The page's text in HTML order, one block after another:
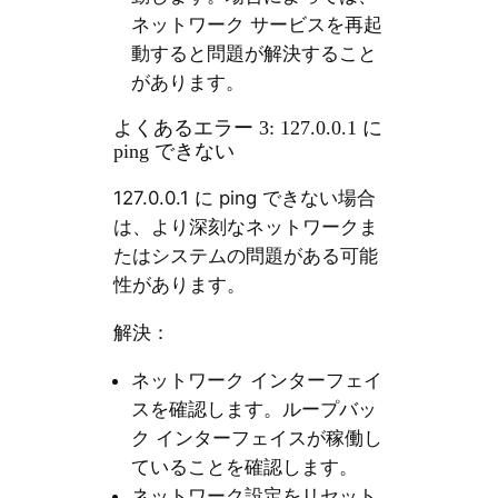
ネットワーク サービスを再起
動すると問題が解決すること
があります。
よくあるエラー 3: 127.0.0.1 に
ping できない
127.0.0.1 に ping できない場合
は、より深刻なネットワークま
たはシステムの問題がある可能
性があります。
解決：
ネットワーク インターフェイ
スを確認します。ループバッ
ク インターフェイスが稼働し
ていることを確認します。